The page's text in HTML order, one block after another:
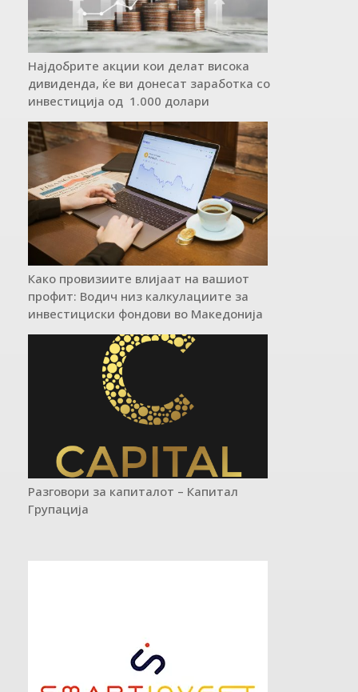
Најдобрите акции кои делат висока
дивиденда, ќе ви донесат заработка со
инвестиција од 1.000 долари
Како провизиите влијаат на вашиот
профит: Водич низ калкулациите за
инвестициски фондови во Mакедонија
Разговори за капиталот – Капитал
Групација